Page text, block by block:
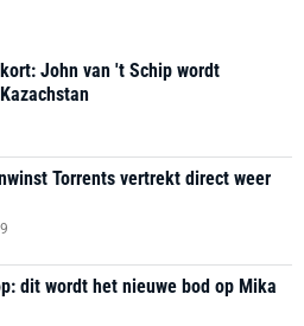
John van 't Schip wordt
Torrents vertrekt direct weer
dit wordt het nieuwe bod op Mika